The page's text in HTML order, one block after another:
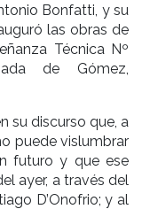
Bonfatti, y su
las obras de
Técnica Nº
de Gómez,
su discurso que, a
puede vislumbrar
futuro y que ese
ayer, a través del
D’Onofrio; y al